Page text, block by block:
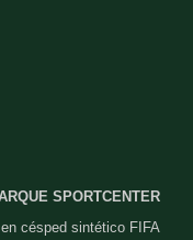
SPORTCENTER
césped sintético FIFA